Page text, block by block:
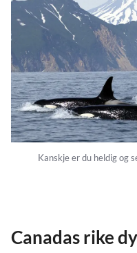
Kanskje er du heldig og
Canadas rike